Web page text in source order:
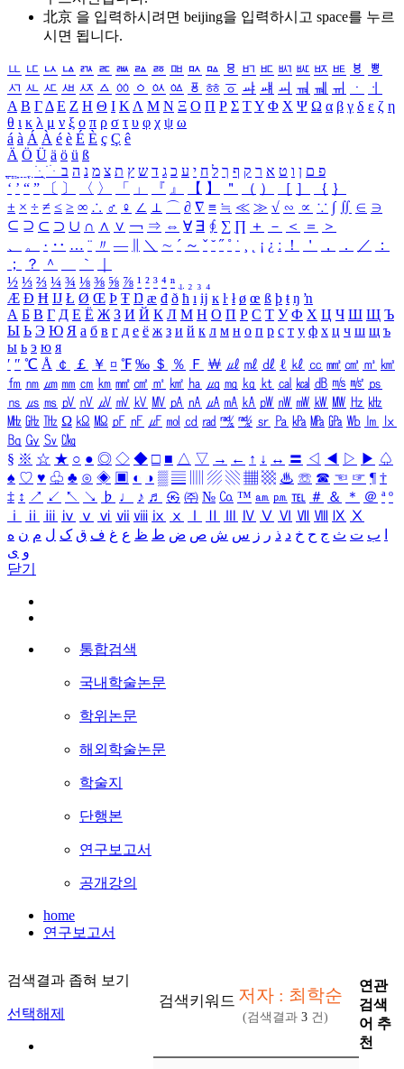
北京 을 입력하시려면 beijing을 입력하시고 space를 누르
시면 됩니다.
ㅥ ㅦ ㅧ ㅨ ㅩ ㅪ ㅫ ㅬ ㅭ ㅮ ㅯ ㅰ ㅱ ㅲ ㅳ ㅴ ㅵ ㅶ ㅷ ㅸ
ㅹ
ㅺ ㅻ ㅼ ㅽ ㅾ ㅿ ㆀ ㆁ ㆂ ㆃ ㆄ ㆅ ㆆ ㆇ ㆈ ㆉ ㆊ ㆋ ㆌ ㆍ
ㆎ
Α Β ΓΔ Ε Ζ Η Θ Ι ΚΛ Μ Ν Ξ Ο Π Ρ Σ ΤΥ Φ Χ Ψ Ω α β γ δ ε ζ η
θ ι κ λ μ ν ξ ο π ρ σ τ υ φ χ ψ ω
á à Á À é è É È ç Ç ê
Ä Ö Ü ä ö ü ß
ִֶֹ ֻּ ׁׂ פ ם ן ו ט א ר ק ף ך ל ח י ע כ ג ד ש ץ ת צ מ נ ה ב
‘ ’ “ ” 〔 〕 〈 〉 「 」 『 』 【 】 ＂ （ ） ［ ］ ｛ ｝
± × ÷ ≠ ≤ ≥ ∞ ∴ ♂ ♀ ∠ ⊥ ⌒ ∂ ∇ ≡ ≒ ≪ ≫ √ ∽ ∝ ∵ ∫ ∬ ∈ ∋
⊆ ⊇ ⊂ ⊃ ∪ ∩ ∧ ∨ ￢ ⇒ ⇔ ∀ ∃ ∮ ∑ ∏ ＋ － ＜ ＝
＞
、
。 · ‥ … ¨ 〃 ― ＼ ∼ ´ ～ ˇ ˘ ˝ ˚ ˙ ¸ ¡ ¿ ː ！ ＇ ， ． ／
：
；
？ ＾ ｀
½ ⅓ ⅔ ¼ ¾ ⅛ ⅜ ⅝ ⅞ ¹ ² ³ ⁴ ⁿ ₁ ₂ ₃ ₄
Æ Ð Ħ Ĳ Ł Ø Œ Þ Ŧ Ŋ æ đ ð ħ ı ĳ ĸ ŀ ł ø œ ß þ ŧ ŋ ŉ
А Б В Г Д Е Ё Ж З И Й К Л М Н О П Р С Т У Ф Х Ц Ч Ш Щ Ъ
Ы Ь Э Ю Я а б в г д е ё ж з и й к л м н о п р с т у ф х ц ч ш щ ъ
ы ь э ю я
′ ″ ℃ Å ￠ ￡ ￥ ¤ ℉ ‰ ＄ ％ Ｆ ￦ ㎕ ㎖ ㎗ ℓ ㎘ ㏄ ㎣ ㎤ ㎥ ㎦
㎙ ㎚ ㎛ ㎜ ㎝ ㎞ ㎟ ㎠ ㎡ ㎢ ㏊ ㎍ ㎎ ㎏ ㏏ ㎈ ㎉ ㏈ ㎧ ㎨ ㎰
㎱ ㎲ ㎳ ㎴ ㎵ ㎶ ㎷ ㎸ ㎹ ㎀ ㎁ ㎂ ㎃ ㎄ ㎺ ㎻ ㎽ ㎾ ㎿ ㎐ ㎑
㎒ ㎓ ㎔ Ω ㏀ ㏁ ㎊ ㎋ ㎌ ㏖ ㏅ ㎭ ㎮ ㎯ ㏛ ㎩ ㎪ ㎫ ㎬ ㏝ ㏐
㏓
㏃ ㏉ ㏜ ㏆
§ ※ ☆ ★ ○ ● ◎ ◇ ◆ □ ■ △ ▽ → ← ↑ ↓ ↔ 〓 ◁ ◀ ▷ ▶ ♤
♠ ♡ ♥ ♧ ♣ ⊙ ◈ ▣ ◐ ◑ ▒ ▤ ▨ ▧ ▦ ▩ ♨ ☏ ☎ ☜ ☞ ¶ †
‡ ↕ ↗ ↙ ↖ ↘ ♭ ♩ ♪ ♬ ㉿ ㈜ № ㏇ ™ ㏂ ㏘ ℡ ＃ ＆ ＊ ＠ ª º
ⅰ
ⅱ ⅲ ⅳ ⅴ ⅵ ⅶ ⅷ ⅸ ⅹ Ⅳ Ⅴ Ⅵ Ⅶ Ⅷ Ⅸ Ⅹ
ب ت ث ج ح خ د ذ ر ز س ش ص ض ط ظ ع غ ف ق ک ل م ن ه
و ی
닫기
통합검색
국내학술논문
학위논문
해외학술논문
학술지
단행본
연구보고서
공개강의
home
연구보고서
검색결과 좁혀 보기
선택해제
검색키워드 저자 : 최학순
(검색결과 3 건)
연관
검색
어 추
천